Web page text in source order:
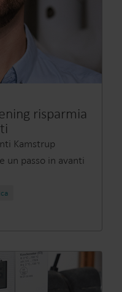
risparmia
Kamstrup
un passo in avanti